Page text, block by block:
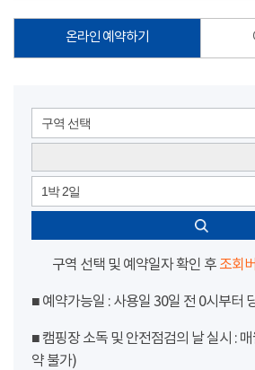
온라인 예약하기
구역 선택
1박 2일
구역 선택 및 예약일자 확인 후 조회
■ 예약가능일 : 사용일 30일 전 0시부터
■ 캠핑장 소독 및 안전점검의 날 실시 : 매
약 불가)